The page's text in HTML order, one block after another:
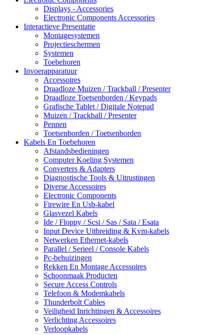
Displays - Accessories
Electronic Components Accessories
Interactieve Presentatie
Montagesystemen
Projectieschermen
Systemen
Toebehoren
Invoerapparatuur
Accessoires
Draadloze Muizen / Trackball / Presenter
Draadloze Toetsenborden / Keypads
Grafische Tablet / Digitale Notepad
Muizen / Trackball / Presenter
Pennen
Toetsenborden / Toetsenborden
Kabels En Toebehoren
Afstandsbedieningen
Computer Koeling Systemen
Converters & Adapters
Diagnostische Tools & Uitrustingen
Diverse Accessoires
Electronic Components
Firewire En Usb-kabel
Glasvezel Kabels
Ide / Floppy / Scsi / Sas / Sata / Esata
Input Device Uitbreiding & Kvm-kabels
Netwerken Ethernet-kabels
Parallel / Serieel / Console Kabels
Pc-behuizingen
Rekken En Montage Accessoires
Schoonmaak Producten
Secure Access Controls
Telefoon & Modemkabels
Thunderbolt Cables
Veiligheid Inrichtingen & Accessoires
Verlichting Accessoires
Verloopkabels